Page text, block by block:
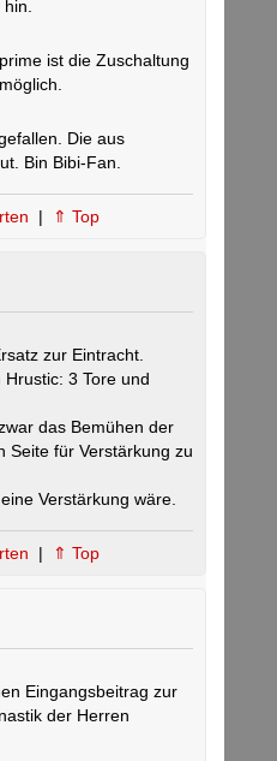
hin.
ist die Zuschaltung
Die aus
Bin Bibi-Fan.
| ⇑ Top
zur Eintracht.
3 Tore und
das Bemühen der
Seite für Verstärkung zu
Verstärkung wäre.
| ⇑ Top
Eingangsbeitrag zur
der Herren